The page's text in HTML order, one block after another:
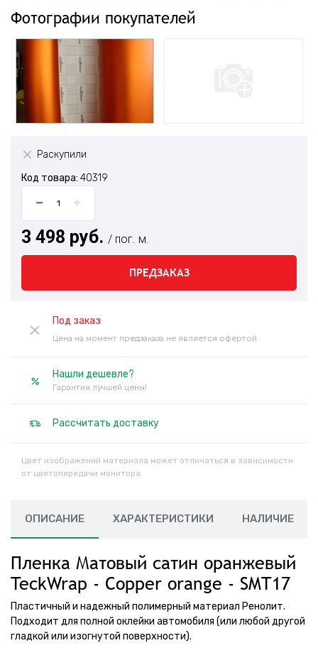
Фотографии покупателей
Раскупили
Код товара: 40319
3 498 руб. / пог. м.
ПРЕДЗАКАЗ
Под заказ
Цена на момент предзаказа не является офертой
Нашли дешевле?
Гарантия лучшей цены!
Рассчитать доставку
Цвет изображений материала может отличаться в зависимости
от цветопередачи монитора.
ОПИСАНИЕ ХАРАКТЕРИСТИКИ НАЛИЧИЕ
Пленка Матовый сатин оранжевый
TeckWrap - Copper orange - SMT17
Пластичный и надежный полимерный материал Ренолит.
Подходит для полной оклейки автомобиля (или любой другой
гладкой или изогнутой поверхности).